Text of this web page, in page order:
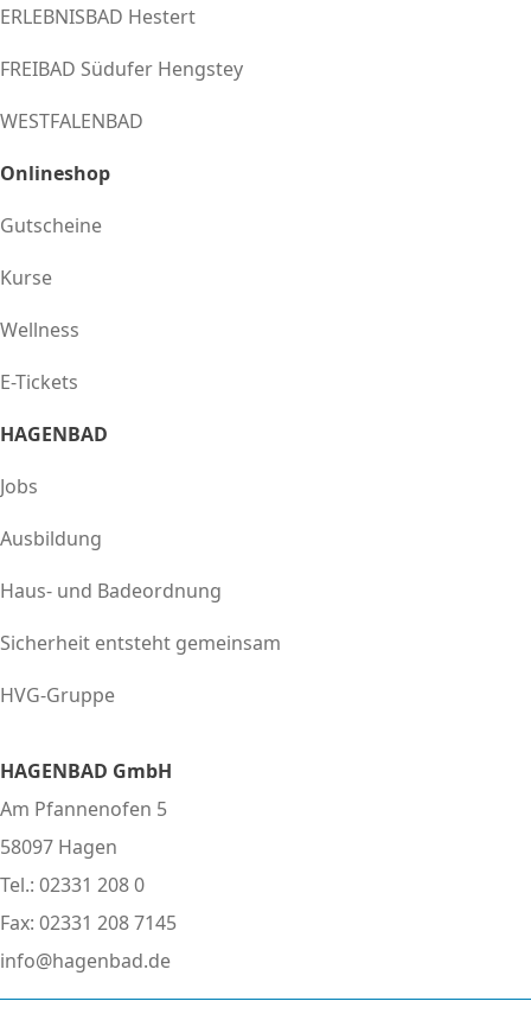
ERLEBNISBAD Hestert
FREIBAD Südufer Hengstey
WESTFALENBAD
Onlineshop
Gutscheine
Kurse
Wellness
E-Tickets
HAGENBAD
Jobs
Ausbildung
Haus- und Badeordnung
Sicherheit entsteht gemeinsam
HVG-Gruppe
HAGENBAD GmbH
Am Pfannenofen 5
58097 Hagen
Tel.: 02331 208 0
Fax: 02331 208 7145
info@hagenbad.de